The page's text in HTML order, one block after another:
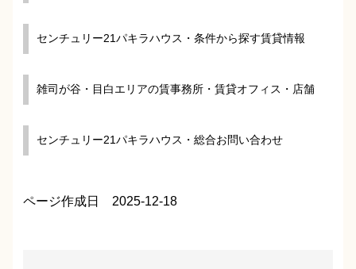
センチュリー21パキラハウス・条件から探す賃貸情報
雑司が谷・目白エリアの賃事務所・賃貸オフィス・店舗
センチュリー21パキラハウス・総合お問い合わせ
ページ作成日 2025-12-18